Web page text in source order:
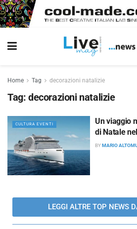
Home Tag decorazioni natalizie
Tag: decorazioni natalizie
CULTURA EVENTI
Un viaggio
di Natale
BYMARIO
LEGGI ALTRE TOP NEWS